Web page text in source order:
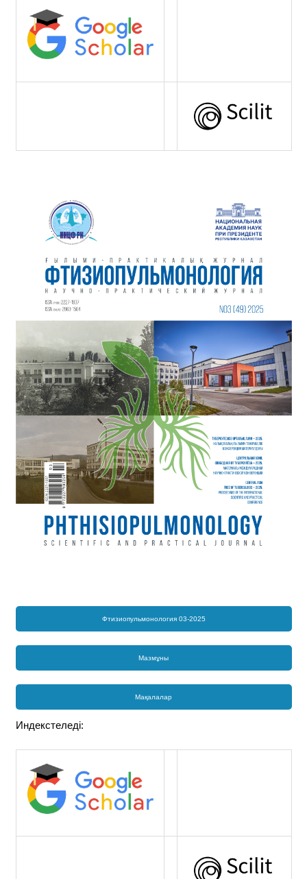
Фтизиопульмонология 03-2025
Мазмұны
Мақалалар
Индекстеледі: